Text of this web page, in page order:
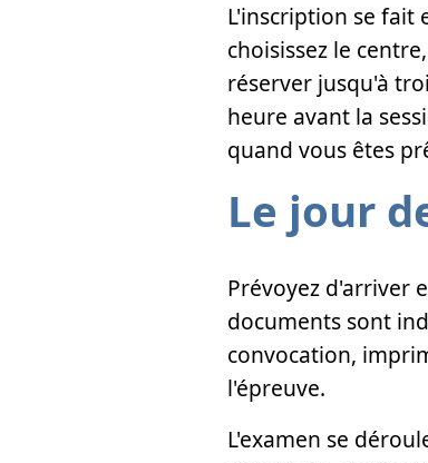
L'inscription se fait
choisissez le
réserver jusqu'à
heure avant la
quand vous êtes
Le jour
Prévoyez d'arriver
documents sont
convocation,
l'épreuve.
L'examen se